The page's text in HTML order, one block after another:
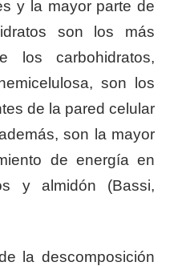
y la mayor parte de
son los más
los carbohidratos,
son los
de la pared celular
son la mayor
de energía en
y almidón (Bassi,
la descomposición